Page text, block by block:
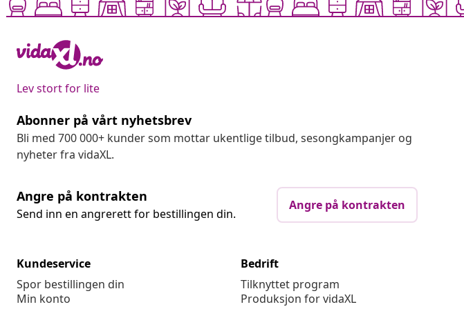
Lev stort for lite
Abonner på vårt nyhetsbrev
Bli med 700 000+ kunder som mottar ukentlige tilbud, sesongkampanjer og
nyheter fra vidaXL.
Angre på kontrakten
Send inn en angrerett for bestillingen din.
Angre på kontrakten
Kundeservice
Spor bestillingen din
Min konto
Bedrift
Tilknyttet program
Produksjon for vidaXL